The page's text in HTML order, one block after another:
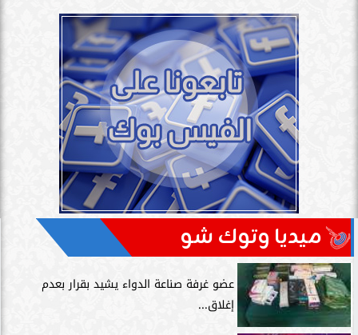
ميديا وتوك شو
عضو غرفة صناعة الدواء يشيد بقرار بعدم
إغلاق...